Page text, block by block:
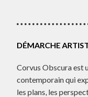
DÉMARCHE
Corvus Obscura est
contemporain qui
les plans, les